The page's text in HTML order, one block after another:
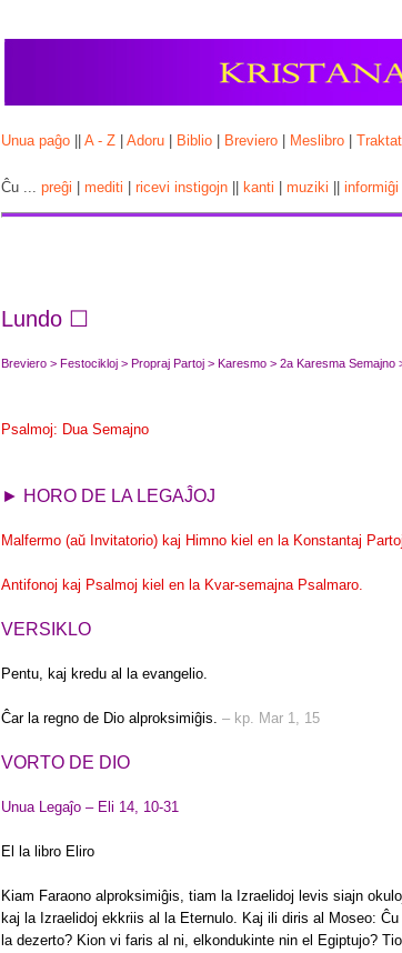
Unua paĝo ||A - Z |Adoru Biblio Breviero Meslibro |
Ĉu ...preĝi |mediti |ricevi instigojn kanti |muziki ||informiĝi
Lundo ☐
Breviero > Festocikloj > Propraj Partoj > Karesmo > 2a Karesma Semajno
Psalmoj: Dua Semajno
► HORO DE LA LEGAĴOJ
Malfermo (aŭ Invitatorio) kaj Himno kiel en la Konstantaj
Antifonoj kaj Psalmoj kiel en la Kvar-semajna Psalmaro.
VERSIKLO
Pentu, kaj kredu al la evangelio.
Ĉar la regno de Dio alproksimiĝis. – kp. Mar 1, 15
VORTO DE DIO
Unua Legaĵo – Eli 14, 10-31
El la libro Eliro
Kiam Faraono alproksimiĝis, tiam la Izraelidoj levis siajn
kaj la Izraelidoj ekkriis al la Eternulo. Kaj ili diris al Moseo:
la dezerto? Kion vi faris al ni, elkondukinte nin el Egiptujo?